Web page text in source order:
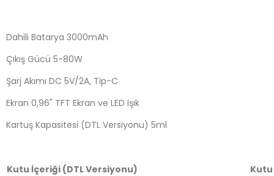
Dahili Batarya 3000mAh
Çıkış Gücü 5-80W
Şarj Akımı DC 5V/2A, Tip-C
Ekran 0,96" TFT Ekran ve LED Işık
Kartuş Kapasitesi (DTL Versiyonu) 5ml
Kutu İçeriği (DTL Versiyonu)